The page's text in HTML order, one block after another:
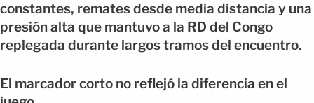
constantes, remates desde media distancia y una
presión alta que mantuvo a la RD del Congo
replegada durante largos tramos del encuentro.
El marcador corto no reflejó la diferencia en el